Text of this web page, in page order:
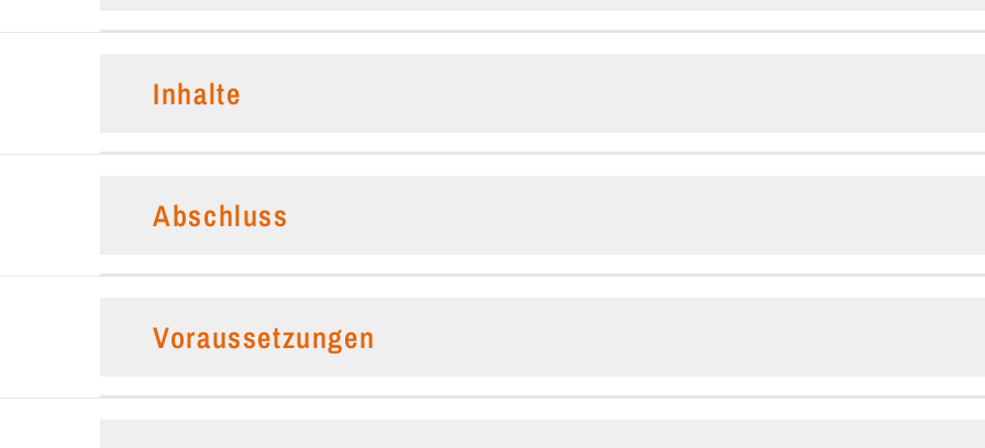
Inhalte
Abschluss
Voraussetzungen